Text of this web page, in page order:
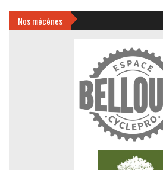
Nos mécènes